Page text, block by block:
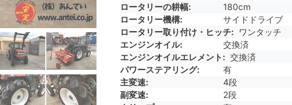
ロータリーの耕幅
180cm
ロータリー機構
サイドドライブ
ロータリー取り付け・ヒッチ
ワンタッチ
エンジンオイル
交換済
エンジンオイルエレメント
交換済
パワーステアリング
有
主変速
4段
副変速
2段